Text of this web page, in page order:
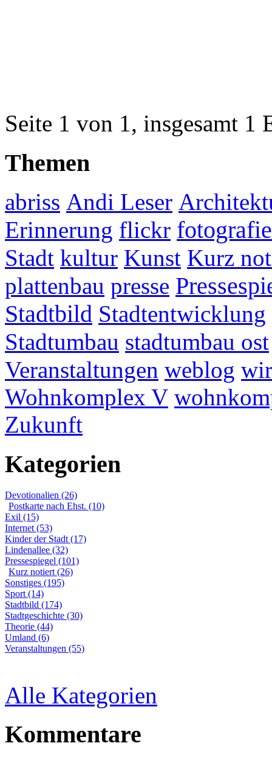
Seite 1 von 1, insgesamt 1
Themen
abriss Andi Leser
Erinnerung flickr fotografie
Stadt kultur Kunst Kurz
plattenbau presse
Stadtbild Stadtentwicklung
Stadtumbau stadtumbau ost
Veranstaltungen weblog
Wohnkomplex V
Zukunft
Kategorien
Devotionalien (26)
Postkarte nach Ehst. (10)
Exil (15)
Internet (53)
Kinder der Stadt (17)
Lindenallee (32)
Pressespiegel (101)
Kurz notiert (26)
Sonstiges (195)
Sport (14)
Stadtbild (174)
Stadtgeschichte (30)
Theorie (44)
Umland (6)
Veranstaltungen (55)
Alle Kategorien
Kommentare